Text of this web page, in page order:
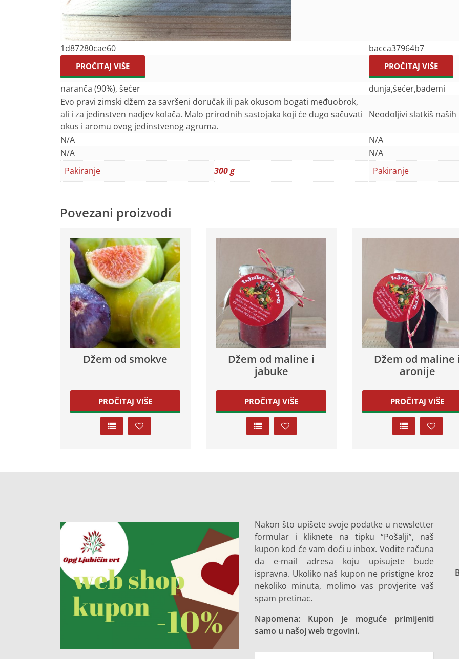
1d87280cae60 bacca37964b7
PROČITAJ VIŠE PROČITAJ VIŠE
naranča (90%), šećer dunja,šećer,bademi
Evo pravi zimski džem za savršeni doručak ili pak okusom bogati međuobrok,
ali i za jedinstven nadjev kolača. Malo prirodnih sastojaka koji će dugo sačuvati
okus i aromu ovog jedinstvenog agruma.
Neodoljivi slatkiš
N/A
N/A
N/A
N/A
Pakiranje
300 g Pakiranje
Povezani proizvodi
Džem od smokve
PROČITAJ VIŠE
Džem od maline i
jabuke
PROČITAJ VIŠE
Džem od maline i
aronije
PROČITAJ VIŠE
Nakon što upišete svoje podatke u newsletter
formular i kliknete na tipku “Pošalji”, naš
kupon kod će vam doći u inbox. Vodite računa
da e-mail adresa koju upisujete bude
ispravna. Ukoliko naš kupon ne pristigne kroz
nekoliko minuta, molimo vas provjerite vaš
spam pretinac.
Napomena: Kupon je moguće primijeniti
samo u našoj web trgovini.